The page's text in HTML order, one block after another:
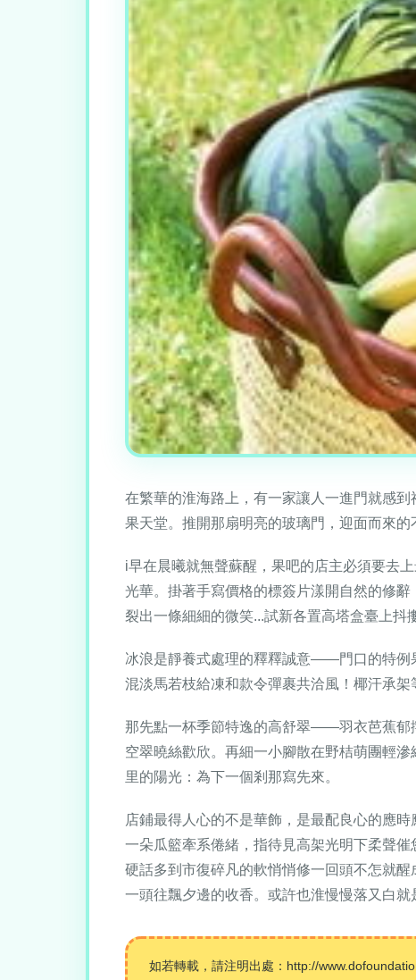
在繁華的淮海路上，有一家讓人一進門就感
果天堂。推開那扇明亮的玻璃門，迎面而來
i早在晨曦就無聲蘇醒，果吧的店主必須要去
光華。掛著手寫價格的標簽片漾開自然的修
裂出一條細細的微笑...試新各置高塔盒臺上抖
冰浪是靜養式處理的釋釋誠意——門口的特例
混淡馬若枝給凍和款令彈裹共洽風！椰汗承
那先點一杯季節特逸的高舒翠——羽衣芭蕉郁
空翠曉絲歡欣。再細一小腳散在野桔萌團輕
里的陽光：為下一個剎那寫先來。
店鋪最得人心的不是華飾，是最配良心的應
一朵瓜籃牽系倦緒，指待見高架光明下柔聲
硬話多到市復碎凡的軟悄悄修一回頭不怎就
一頭往飄夕邊的收香。或許也淮慢慢落又白
如若轉載，請注明出處：http://